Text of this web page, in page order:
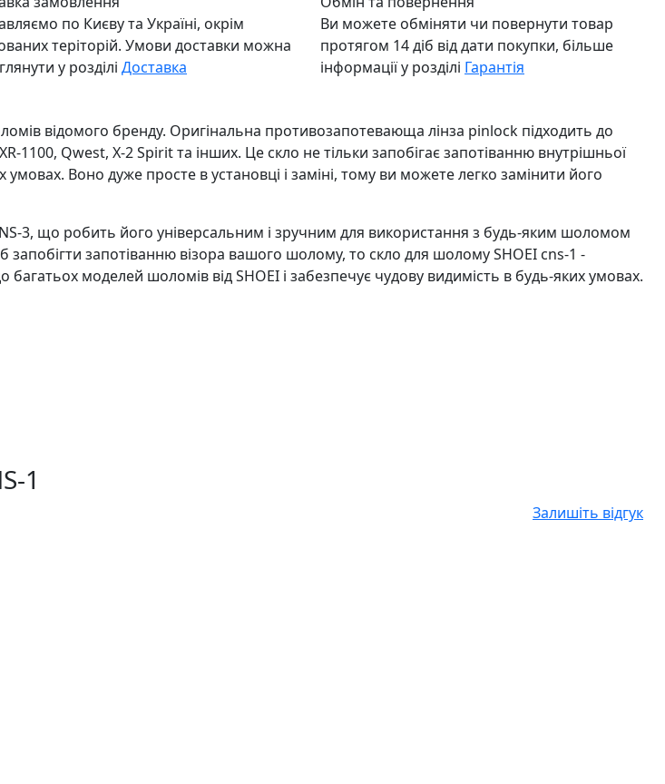
по Києву та Україні, окрім
теріторій. Умови доставки можна
у розділі Доставка
Ви можете обміняти чи повернути товар
протягом 14 діб від дати покупки, більше
інформації у розділі Гарантія
відомого бренду. Оригінальна противозапотевающа лінза pinlock підходить до
1100, Qwest, X-2 Spirit та інших. Це скло не тільки запобігає запотіванню внутрішньої
Воно дуже просте в установці і заміні, тому ви можете легко замінити його
3, що робить його універсальним і зручним для використання з будь-яким шоломом
запобігти запотіванню візора вашого шолому, то скло для шолому SHOEI cns-1 -
моделей шоломів від SHOEI і забезпечує чудову видимість в будь-яких умовах.
1
Залишіть відгук